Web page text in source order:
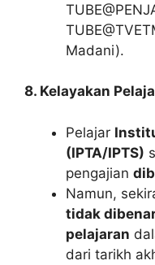
Madani).
8. Kelayakan
Pelajar
(IPTA/IPTS)
pengajian
Namun,
tidak
pelajaran
dari tarikh